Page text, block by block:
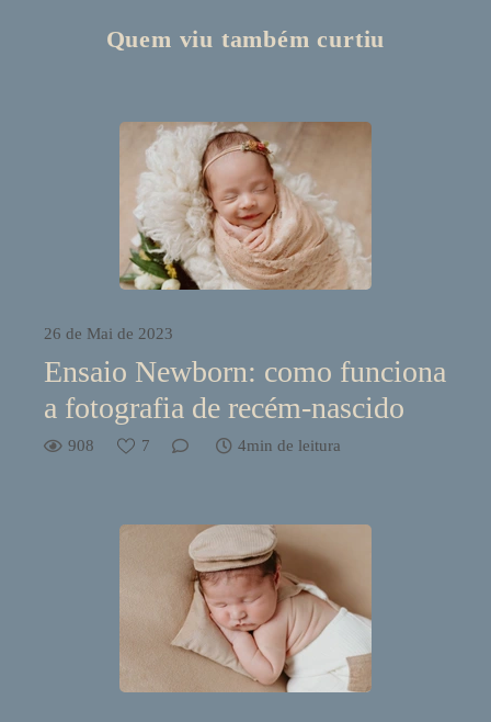
Quem viu também curtiu
26 de Mai de 2023
Ensaio Newborn: como funciona
a fotografia de recém-nascido
908 7 4min de leitura